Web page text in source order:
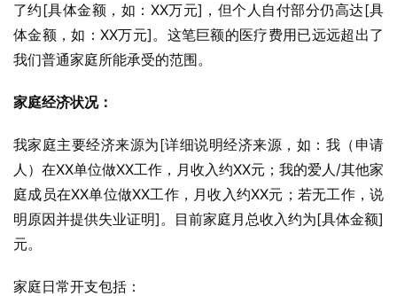
了约[具体金额，如：XX万元]，但个人自付部分仍高达[具
体金额，如：XX万元]。这笔巨额的医疗费用已远远超出了
我们普通家庭所能承受的范围。
家庭经济状况：
我家庭主要经济来源为[详细说明经济来源，如：我（申请
人）在XX单位做XX工作，月收入约XX元；我的爱人/其他家
庭成员在XX单位做XX工作，月收入约XX元；若无工作，说
明原因并提供失业证明]。目前家庭月总收入约为[具体金额]
元。
家庭日常开支包括：